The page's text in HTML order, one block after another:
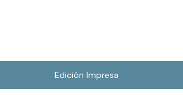
Edición Impresa